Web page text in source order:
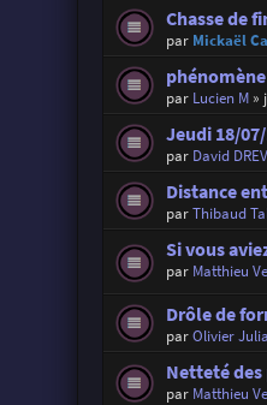
Chasse de
par Mickaël
par Lucien M»
Jeudi 18/
par David
Distance
parThibaud
Si vous
par Matthieu
Drôle de
parOlivier
Netteté
par Matthieu